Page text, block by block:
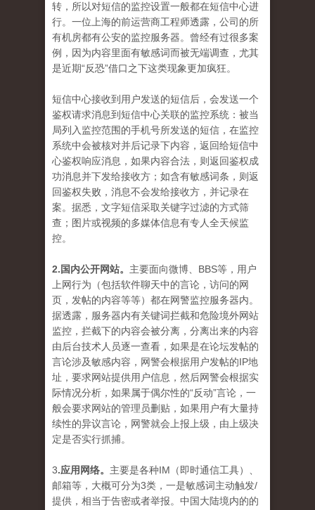
转，所以对短信的监控设置一般都在短信中心进
行。一位上海的前运营商工程师透露，公司的所
有机房都有公安的监控服务器。曾经有过很多案
例，因为内容里面有敏感词而被无端调查，尤其
是近期“反恐”借口之下这类现象更加疯狂。
短信中心接收到用户发送的短信后，会发送一个
鉴权请求消息到短信中心关联的监控系统：被当
局列入监控范围的手机号所发送的短信，在监控
系统中会被核对并后记录下内容，返回给短信中
心鉴权响应消息，如果内容合法，则返回鉴权成
功消息并下发给接收方；如含有敏感词条，则返
回鉴权失败，消息不会发给接收方，并记录在
案。据悉，文字短信采取关键字过滤的方式筛
查；图片或视频的多媒体信息有专人全天候监
控。
2.国内公开网站。 主要面向微博、BBS等，用户
上网行为（包括软件聊天中的言论，访问的网
页，发帖的内容等等）都在网警监控服务器内。
据透露，服务器内有关键词拦截和危险境外网站
监控，拦截下的内容会被分离，分离出来的内容
由后台技术人员逐一查看，如果是在论坛发帖的
言论涉及敏感内容，网警会根据用户发帖的IP地
址，要求网站提供用户信息，然后网警会根据实
际情况分析，如果属于偶尔性的“反动”言论，一
般会要求网站的管理员删贴，如果用户有大量持
续性的异议言论，网警就会上报上级，由上级决
定是否实行抓捕。
3.应用网络。 主要是各种IM（即时通信工具）、
邮箱等，大概可分为3类，一是敏感词主动触发/
提供，相当于告密或者举报。中国大陆境内的的